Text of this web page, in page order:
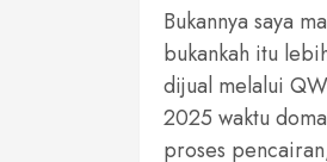
Bukannya saya
bukankah itu
dijual melalui
2025 waktu
proses